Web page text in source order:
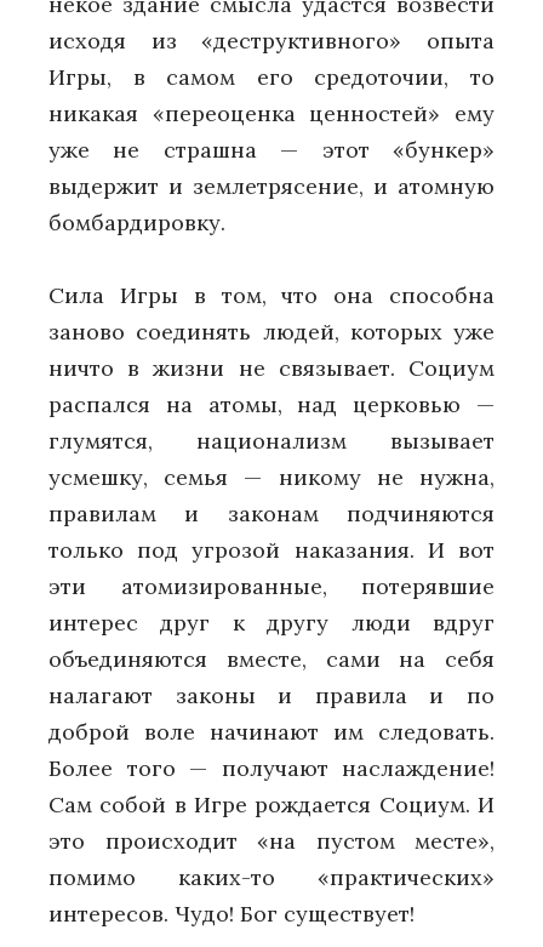
исходя из «деструктивного» опыта
Игры, в самом его средоточии, то
никакая «переоценка ценностей» ему
уже не страшна — этот «бункер»
выдержит и землетрясение, и атомную
бомбардировку.
Сила Игры в том, что она способна
заново соединять людей, которых уже
ничто в жизни не связывает. Социум
распался на атомы, над церковью —
глумятся, национализм вызывает
усмешку, семья — никому не нужна,
правилам и законам подчиняются
только под угрозой наказания. И вот
эти атомизированные, потерявшие
интерес друг к другу люди вдруг
объединяются вместе, сами на себя
налагают законы и правила и по
доброй воле начинают им следовать.
Более того — получают наслаждение!
Сам собой в Игре рождается Социум. И
это происходит «на пустом месте»,
помимо каких-то «практических»
интересов. Чудо! Бог существует!